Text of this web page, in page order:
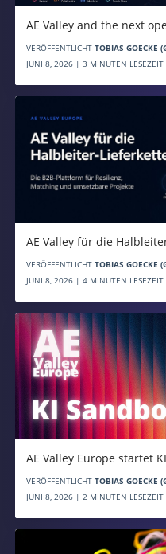
AE Valley and the next
VERÖFFENTLICHT TOBIAS GOECKE
JUNI 8, 2026 | 3 MINUTEN LESEZEIT
AE Valley für die
VERÖFFENTLICHT TOBIAS GOECKE
JUNI 8, 2026 | 4 MINUTEN LESEZEIT
AE Valley Europe startet
VERÖFFENTLICHT TOBIAS GOECKE
JUNI 8, 2026 | 2 MINUTEN LESEZEIT